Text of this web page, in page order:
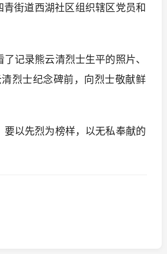
街道西湖社区组织辖区党员和
记录熊云清烈士生平的照片、
烈士纪念碑前，向烈士敬献鲜
以先烈为榜样，以无私奉献的